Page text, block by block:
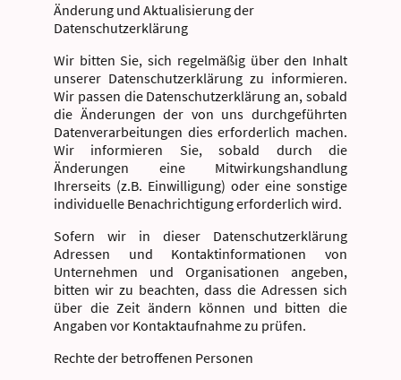
Änderung und Aktualisierung der
Datenschutzerklärung
Wir bitten Sie, sich regelmäßig über den Inhalt
unserer Datenschutzerklärung zu informieren.
Wir passen die Datenschutzerklärung an, sobald
die Änderungen der von uns durchgeführten
Datenverarbeitungen dies erforderlich machen.
Wir informieren Sie, sobald durch die
Änderungen eine Mitwirkungshandlung
Ihrerseits (z.B. Einwilligung) oder eine sonstige
individuelle Benachrichtigung erforderlich wird.
Sofern wir in dieser Datenschutzerklärung
Adressen und Kontaktinformationen von
Unternehmen und Organisationen angeben,
bitten wir zu beachten, dass die Adressen sich
über die Zeit ändern können und bitten die
Angaben vor Kontaktaufnahme zu prüfen.
Rechte der betroffenen Personen